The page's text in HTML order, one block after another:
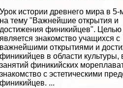
Урок истории древнего мира в 5-
на тему "Важнейшие открытия и
достижения финикийцев". Целью
является знакомство учащихся с
важнейшими открытиями и
финикийцев в области
занятий финикийских
знакомство с эстетическими
финикийцев. ...